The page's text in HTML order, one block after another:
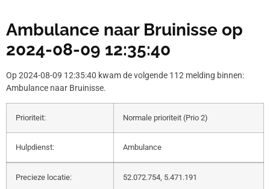
Ambulance naar Bruinisse op
2024-08-09 12:35:40
Op 2024-08-09 12:35:40 kwam de volgende 112 melding binnen:
Ambulance naar Bruinisse.
Prioriteit: Normale prioriteit (Prio 2)
Hulpdienst: Ambulance
Precieze locatie: 52.072.754, 5.471.191